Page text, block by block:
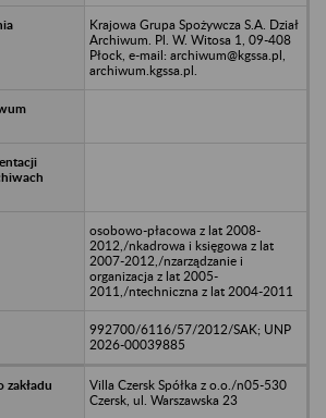
Krajowa Grupa Spożywcza S.A. Dział
Archiwum. Pl. W. Witosa 1, 09-408
Płock, e-mail: archiwum@kgssa.pl,
archiwum.kgssa.pl.
osobowo-płacowa z lat 2008-
2012,/nkadrowa i księgowa z lat
2007-2012,/nzarządzanie i
organizacja z lat 2005-
2011,/ntechniczna z lat 2004-2011
992700/6116/57/2012/SAK; UNP
2026-00039885
Villa Czersk Spółka z o.o./n05-530
Czersk, ul. Warszawska 23